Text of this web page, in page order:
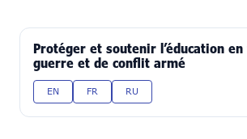
Protéger et soutenir l’éducation
guerre et de conflit armé
EN FR RU